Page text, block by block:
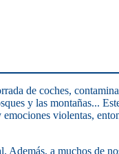
de coches,
y las montañas...
violentas,
a muchos de